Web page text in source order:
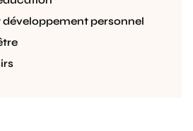
développement personnel